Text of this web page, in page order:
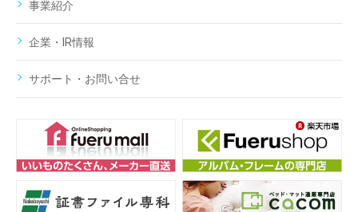
事業紹介
企業・IR情報
サポート・お問い合せ